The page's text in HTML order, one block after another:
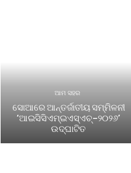
ଆମ ସହର
ସୋଆରେ ଆନ୍ତର୍ଜାତୀୟ ସମ୍ମିଳନୀ
‘ଆଇସିସିଏମ୍‌ଇଏସ୍‌ଏଚ୍‌–୨୦୨୬’
ଉଦ୍‌ଘାଟିତ